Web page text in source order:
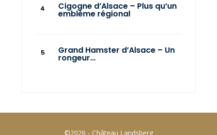
Cigogne d’Alsace – Plus qu’un
emblème régional
Grand Hamster d’Alsace – Un
rongeur…
©2026 - Château Landsberg